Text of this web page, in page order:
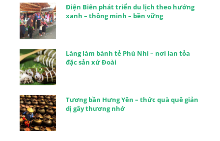
Điện Biên phát triển du lịch theo hướng
xanh – thông minh – bền vững
Làng làm bánh tẻ Phú Nhi – nơi lan tỏa
đặc sản xứ Đoài
Tương bần Hưng Yên – thức quà quê giản
dị gây thương nhớ